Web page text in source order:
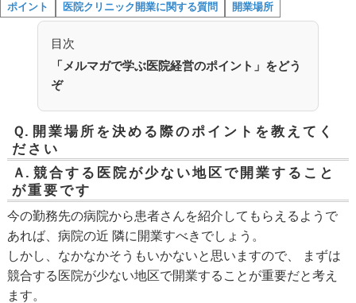
ポイント 医院クリニック開業に関する質問 開業場所
目次
「メルマガで学ぶ医院経営のポイント」をどう
ぞ
Ｑ. 開業場所を決める際のポイントを教えてく
ださい
Ａ. 競合する医院が少ない地区で開業すること
が重要です
今の勤務先の病院から患者さんを紹介してもらえるようで
あれば、病院の近 隣に開業すべきでしょう。
しかし、なかなかそうもいかないと思いますので、 まずは
競合する医院が少ない地区で開業することが重要だと考え
ます。